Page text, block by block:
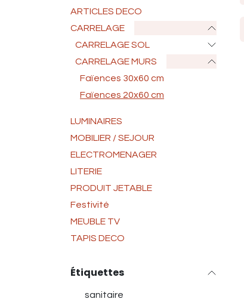
ARTICLES DECO
CARRELAGE
CARRELAGE SOL
CARRELAGE MURS
Faïences 30x60 cm
Faïences 20x60 cm
LUMINAIRES
MOBILIER / SEJOUR
ELECTROMENAGER
LITERIE
PRODUIT JETABLE
Festivité
MEUBLE TV
TAPIS DECO
Étiquettes
sanitaire